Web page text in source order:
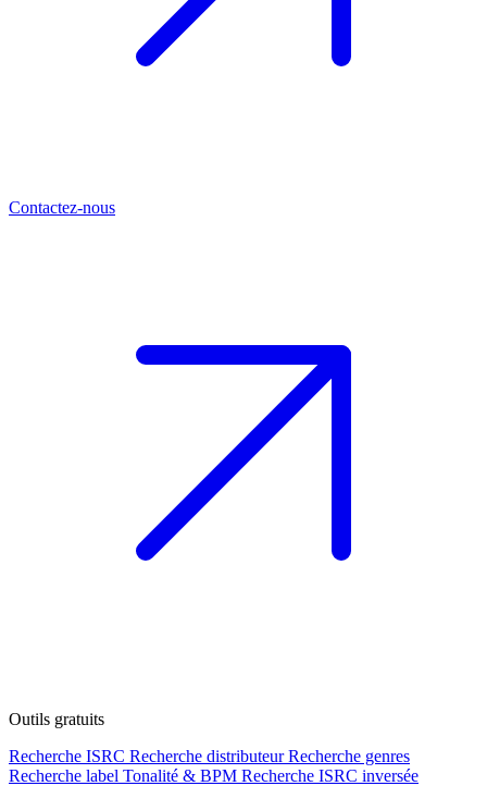
Contactez-nous
Outils gratuits
Recherche ISRC Recherche distributeur Recherche genres
Recherche label Tonalité & BPM Recherche ISRC inversée